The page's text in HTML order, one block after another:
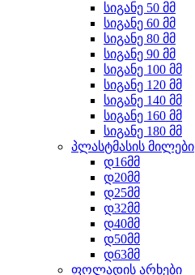
სიგანე 50 მმ
სიგანე 60 მმ
სიგანე 80 მმ
სიგანე 90 მმ
სიგანე 100 მმ
სიგანე 120 მმ
სიგანე 140 მმ
სიგანე 160 მმ
სიგანე 180 მმ
პლასტმასის მილები
დ16მმ
დ20მმ
დ25მმ
დ32მმ
დ40მმ
დ50მმ
დ63მმ
ფოლადის არხები